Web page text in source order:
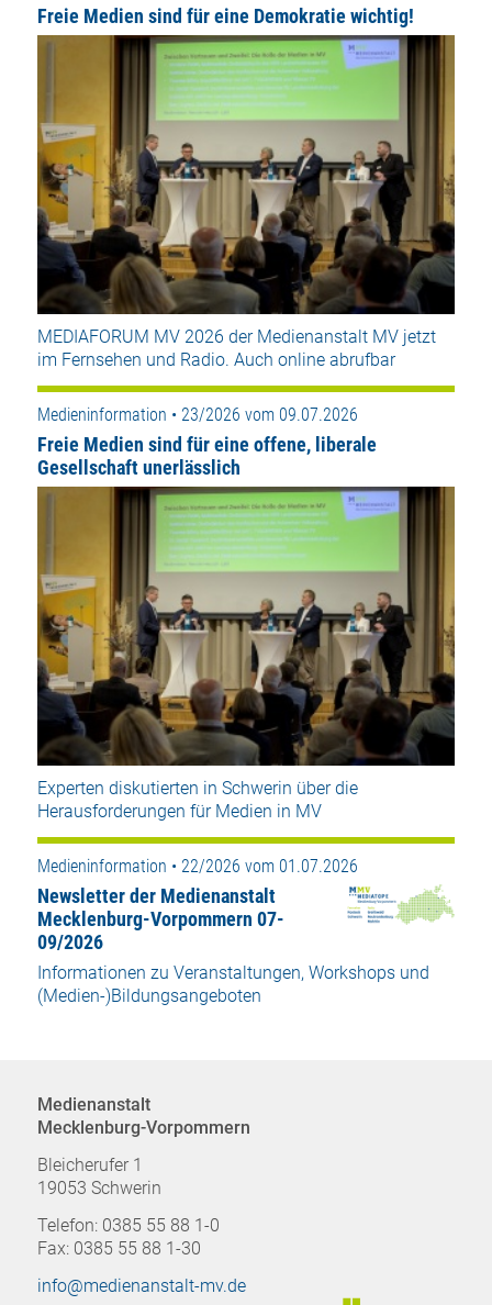
Freie Medien sind für eine Demokratie wichtig!
MEDIAFORUM MV 2026 der Medienanstalt MV jetzt
im Fernsehen und Radio. Auch online abrufbar
Medieninformation • 23/2026 vom 09.07.2026
Freie Medien sind für eine offene, liberale
Gesellschaft unerlässlich
Experten diskutierten in Schwerin über die
Herausforderungen für Medien in MV
Medieninformation • 22/2026 vom 01.07.2026
Newsletter der Medienanstalt
Mecklenburg-Vorpommern 07-
09/2026
Informationen zu Veranstaltungen, Workshops und
(Medien-)Bildungsangeboten
Medienanstalt
Mecklenburg-Vorpommern
Bleicherufer 1
19053 Schwerin
Telefon: 0385 55 88 1-0
Fax: 0385 55 88 1-30
info@medienanstalt-mv.de